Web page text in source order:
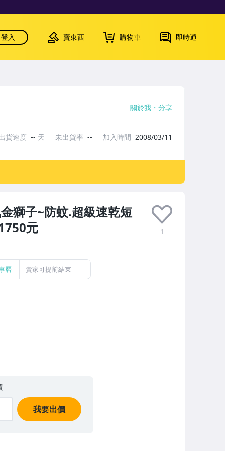
登入 賣東西 購物車 即時通
獅子~防蚊.超級速乾短
元
1
曆 賣家可提前結束
我要出價
關於我 分享
貨速度 -- 天 未出貨率 -- 加入時間 2008/03/11